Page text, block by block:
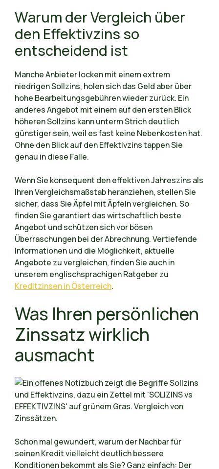
Warum der Vergleich über
den Effektivzins so
entscheidend ist
Manche Anbieter locken mit einem extrem
niedrigen Sollzins, holen sich das Geld aber über
hohe Bearbeitungsgebühren wieder zurück. Ein
anderes Angebot mit einem auf den ersten Blick
höheren Sollzins kann unterm Strich deutlich
günstiger sein, weil es fast keine Nebenkosten hat.
Ohne den Blick auf den Effektivzins tappen Sie
genau in diese Falle.
Wenn Sie konsequent den effektiven Jahreszins als
Ihren Vergleichsmaßstab heranziehen, stellen Sie
sicher, dass Sie Äpfel mit Äpfeln vergleichen. So
finden Sie garantiert das wirtschaftlich beste
Angebot und schützen sich vor bösen
Überraschungen bei der Abrechnung. Vertiefende
Informationen und die Möglichkeit, aktuelle
Angebote zu vergleichen, finden Sie auch in
unserem englischsprachigen Ratgeber zu
Kreditzinsen in Österreich.
Was Ihren persönlichen
Zinssatz wirklich
ausmacht
Schon mal gewundert, warum der Nachbar für
seinen Kredit vielleicht deutlich bessere
Konditionen bekommt als Sie? Ganz einfach: Der